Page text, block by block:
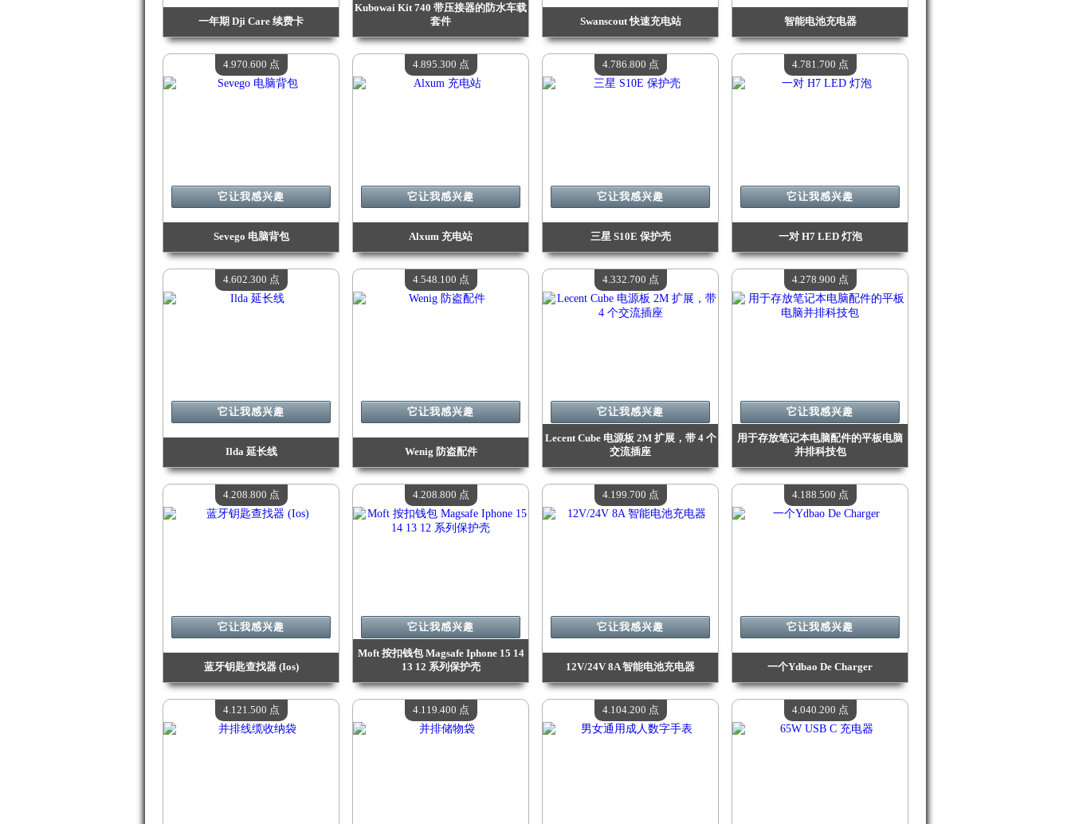
一年期 Dji Care 续费卡
价值：5 191 000 点
现有数量：4
Kubowai Kit 740 带压接器的防水车载
套件
价值：5 119 900 点
现有数量：4
Swanscout 快速充电站
价值：5 056 000 点
现有数量：4
智能电池充电器
价值：5 035 600 点
现有数量：4
Sevego 电脑背包
价值：4 970 600 点
现有数量：4
它让我感兴趣
4.970.600 点
Alxum 充电站
价值：4 895 300 点
现有数量：4
它让我感兴趣
4.895.300 点
三星 S10E 保护壳
价值：4 786 800 点
现有数量：4
它让我感兴趣
4.786.800 点
一对 H7 LED 灯泡
价值：4 781 700 点
现有数量：4
它让我感兴趣
4.781.700 点
Ilda 延长线
价值：4 602 300 点
现有数量：4
它让我感兴趣
4.602.300 点
Wenig 防盗配件
价值：4 548 100 点
现有数量：4
它让我感兴趣
4.548.100 点
Lecent Cube 电源板 2M 扩展，带 4 个
交流插座
价值：4 332 700 点
现有数量：4
它让我感兴趣
4.332.700 点
用于存放笔记本电脑配件的平板电脑
并排科技包
价值：4 278 900 点
现有数量：4
它让我感兴趣
4.278.900 点
蓝牙钥匙查找器 (Ios)
价值：4 208 800 点
现有数量：4
它让我感兴趣
4.208.800 点
Moft 按扣钱包 Magsafe Iphone 15 14
13 12 系列保护壳
价值：4 208 800 点
现有数量：4
它让我感兴趣
4.208.800 点
12V/24V 8A 智能电池充电器
价值：4 199 700 点
现有数量：4
它让我感兴趣
4.199.700 点
一个Ydbao De Charger
价值：4 188 500 点
现有数量：4
它让我感兴趣
4.188.500 点
4.121.500 点 4.119.400 点 4.104.200 点 4.040.200 点